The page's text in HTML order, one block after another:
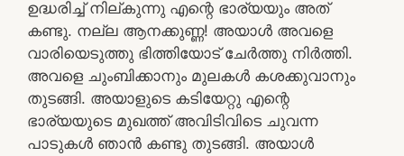
ഉദ്ധരിച്ച് നില്കുന്നു എന്റെ ഭാര്യയും അത്
കണ്ടു. നല്ല ആനക്കുണ്ണ! അയാൾ അവളെ
വാരിയെടുത്തു ഭിത്തിയോട് ചേർത്തു നിർത്തി.
അവളെ ചുംബിക്കാനും മുലകൾ കശക്കുവാനും
തുടങ്ങി. അയാളുടെ കടിയേറ്റു എന്റെ
ഭാര്യയുടെ മുഖത്ത് അവിടിവിടെ ചുവന്ന
പാടുകൾ ഞാൻ കണ്ടു തുടങ്ങി. അയാൾ